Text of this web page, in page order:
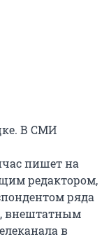
В СМИ
пишет на
редактором,
ряда
внештатным
в